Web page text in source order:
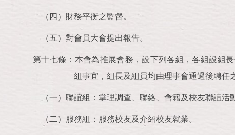
（四）財務平衡之監督。
（五）對會員大會提出報告。
第十七條：本會為推展會務，設下列各組，各組設組
組事宜，組長及組員均由理事會通過後聘任
（一）聯誼組：掌理調查、聯絡、會籍及校友聯誼活
（二）服務組：服務校友及介紹校友就業。